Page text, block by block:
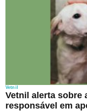
Vetnil
Vetnil alerta sobre
responsável em